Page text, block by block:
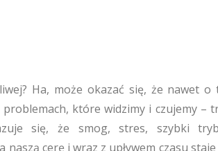
Ha, może okazać się, że nawet o
problemach, które widzimy i czujemy –
się, że smog, stres, szybki
naszą cerę i wraz z upływem czasu